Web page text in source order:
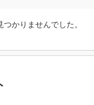
つかりませんでした。